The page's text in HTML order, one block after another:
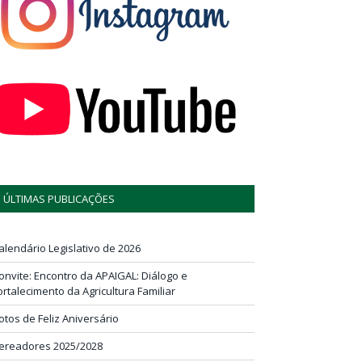
ÚLTIMAS PUBLICAÇÕES
Legislativo de 2026
Encontro da APAIGAL: Diálogo e
da Agricultura Familiar
de Feliz Aniversário
2025/2028